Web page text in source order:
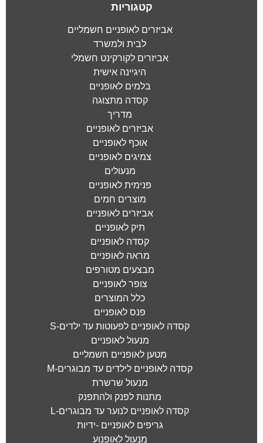
קטגוריות
אביזרים לאופניים חשמליים
לבית ולמשרד
אביזרים לקורקינט חשמלי
היגיינה אישית
בלמים לאופניים
קסדה מתצוגה
מדריך
אביזרים לאופניים
אוכף לאופניים
צמיגים לאופניים
מנעולים
פנימית לאופניים
מוצרים חמים
אביזרים לאופניים
תיק לאופניים
קסדה לאופניים
מראה לאופניים
מבצעים מטורפים
צופר לאופניים
כלל המוצרים
פנס לאופניים
קסדה לאופניים לפעוטות עד ילדים-S
מנעול לאופניים
מטען לאופניים חשמליים
קסדה לאופניים לילדים עד מבוגרים-M
מנעול שרשרת
מתנות לפנק ולהתפנק
קסדה לאופניים לנוער עד מבוגרים-L
גריפים לאופניים -ידיות
מנעול לאופנוע